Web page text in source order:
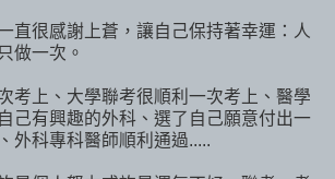
直很感謝上蒼，讓自己保持著幸運：人
做一次。
考上、大學聯考很順利一次考上、醫學
己有興趣的外科、選了自己願意付出一
外科專科醫師順利通過.....